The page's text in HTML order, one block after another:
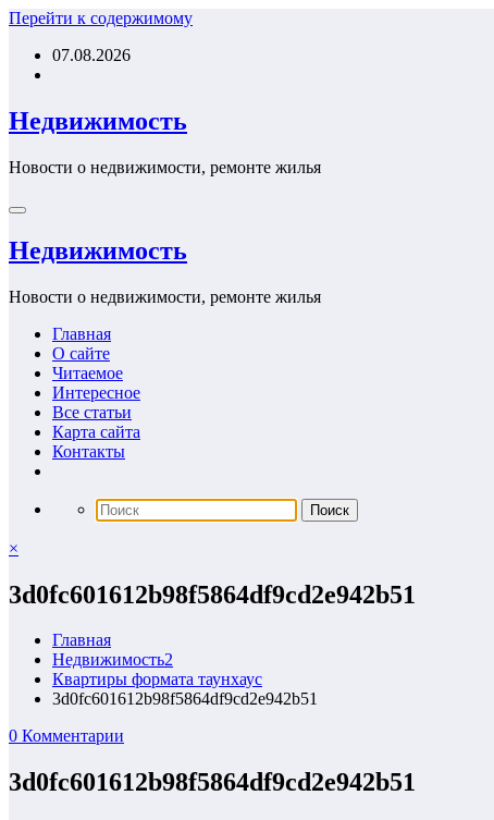
Перейти к содержимому
07.08.2026
Недвижимость
Новости о недвижимости, ремонте жилья
Недвижимость
Новости о недвижимости, ремонте жилья
Главная
О сайте
Читаемое
Интересное
Все статьи
Карта сайта
Контакты
×
3d0fc601612b98f5864df9cd2e942b51
Главная
Недвижимость2
Квартиры формата таунхаус
3d0fc601612b98f5864df9cd2e942b51
0 Комментарии
3d0fc601612b98f5864df9cd2e942b51